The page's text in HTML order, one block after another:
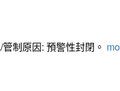
制原因: 預警性封閉。